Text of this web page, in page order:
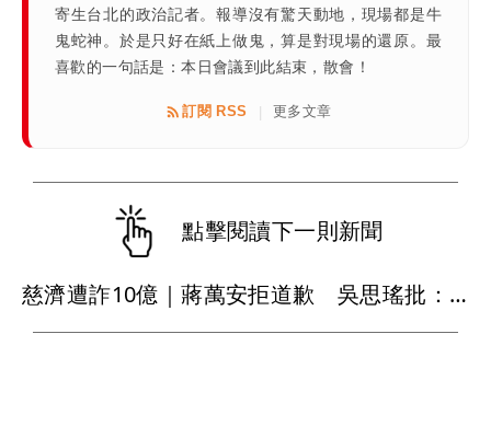
寄生台北的政治記者。報導沒有驚天動地，現場都是牛
鬼蛇神。於是只好在紙上做鬼，算是對現場的還原。最
喜歡的一句話是：本日會議到此結束，散會！
訂閱 RSS | 更多文章
點擊閱讀下一則新聞
慈濟遭詐10億｜蔣萬安拒道歉 吳思瑤批：死鴨子嘴硬